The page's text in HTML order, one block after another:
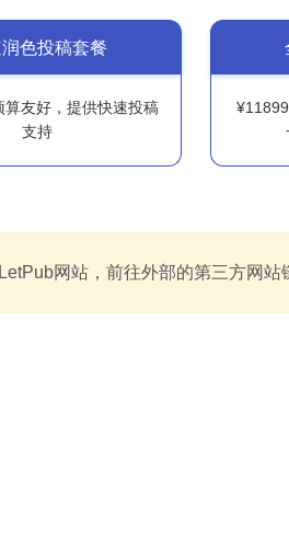
色投稿套餐
算友好，提供快速投稿
支持
网站，前往外部的第三方网